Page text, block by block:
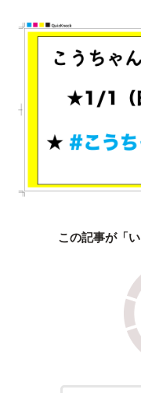
この記事が「